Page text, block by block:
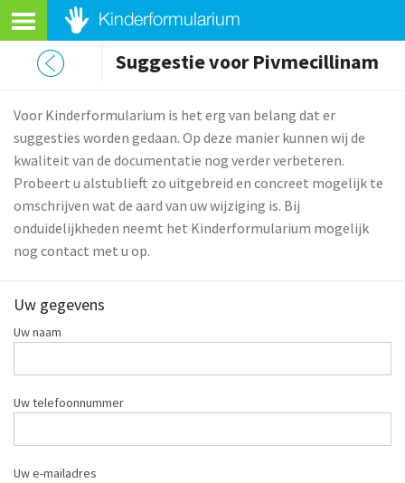
Suggestie voor Pivmecillinam
Voor Kinderformularium is het erg van belang dat er
suggesties worden gedaan. Op deze manier kunnen wij de
kwaliteit van de documentatie nog verder verbeteren.
Probeert u alstublieft zo uitgebreid en concreet mogelijk te
omschrijven wat de aard van uw wijziging is. Bij
onduidelijkheden neemt het Kinderformularium mogelijk
nog contact met u op.
Uw gegevens
Uw naam
Uw telefoonnummer
Uw e-mailadres